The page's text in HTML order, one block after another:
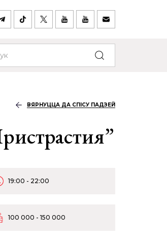
ВЯРНУЦЦА ДА СПІСУ ПАДЗЕЙ
19:00 - 22:00
100 000 - 150 000